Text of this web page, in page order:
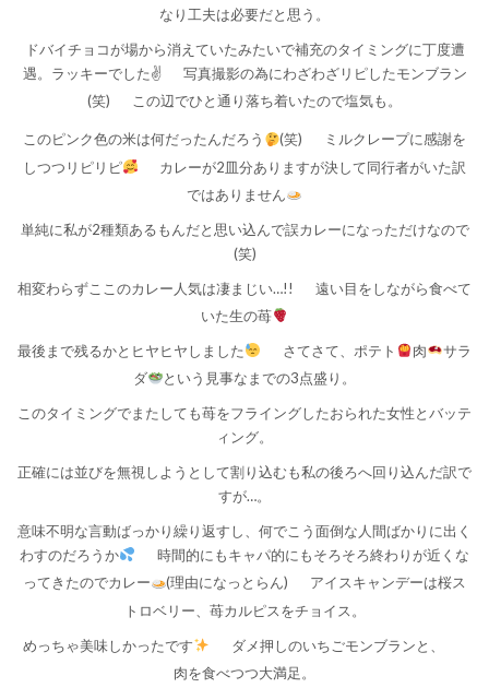
なり工夫は必要だと思う。
ドバイチョコが場から消えていたみたいで補充のタイミングに丁度遭
遇。ラッキーでした✌️
写真撮影の為にわざわざリピしたモンブラン
(笑)
この辺でひと通り落ち着いたので塩気も。
このピンク色の米は何だったんだろう (笑)
ミルクレープに感謝を
しつつリピリピ
カレーが2皿分ありますが決して同行者がいた訳
ではありません
単純に私が2種類あるもんだと思い込んで誤カレーになっただけなので
(笑)
相変わらずここのカレー人気は凄まじい…!!
遠い目をしながら食べて
いた生の苺
最後まで残るかとヒヤヒヤしました
さてさて、ポテト 肉
サラ
ダ
という見事なまでの3点盛り。
このタイミングでまたしても苺をフライングしたおられた女性とバッテ
ィング。
正確には並びを無視しようとして割り込むも私の後ろへ回り込んだ訳で
すが…。
意味不明な言動ばっかり繰り返すし、何でこう面倒な人間ばかりに出く
わすのだろうか
時間的にもキャパ的にもそろそろ終わりが近くな
ってきたのでカレー
(理由になっとらん)
アイスキャンデーは桜ス
トロベリー、苺カルピスをチョイス。
めっちゃ美味しかったです
ダメ押しのいちごモンブランと、
肉を食べつつ大満足。